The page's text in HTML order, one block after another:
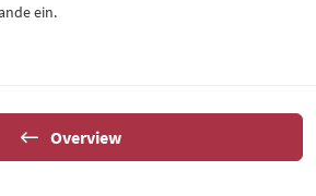
ein.
Overview